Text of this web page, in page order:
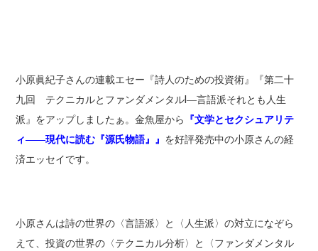
小原眞紀子さんの連載エセー『詩人のための投資術』『第二十
九回 テクニカルとファンダメンタルI―言語派それとも人生
派』をアップしましたぁ。金魚屋から 『文学とセクシュアリテ
ィ――現代に読む『源氏物語』』 を好評発売中の小原さんの経
済エッセイです。
小原さんは詩の世界の〈言語派〉と〈人生派〉の対立になぞら
えて、投資の世界の〈テクニカル分析〉と〈ファンダメンタル